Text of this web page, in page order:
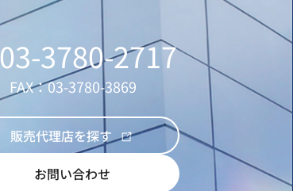
03-3780-2717
FAX：03-3780-3869
販売代理店を探す
お問い合わせ